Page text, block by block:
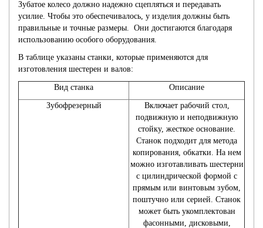
Зубатое колесо должно надежно сцепляться и передавать
усилие. Чтобы это обеспечивалось, у изделия должны быть
правильные и точные размеры. Они достигаются благодаря
использованию особого оборудования.
В таблице указаны станки, которые применяются для
изготовления шестерен и валов:
Вид станка Описание
Зубофрезерный
Включает рабочий стол,
подвижную и неподвижную
стойку, жесткое основание.
Станок подходит для метода
копирования, обкатки. На нем
можно изготавливать шестерни
с цилиндрической формой с
прямым или винтовым зубом,
поштучно или серией. Станок
может быть укомплектован
фасонными, дисковыми,